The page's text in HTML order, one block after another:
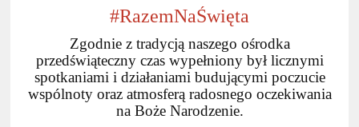
#RazemNaŚwięta
Zgodnie z tradycją naszego ośrodka
przedświąteczny czas wypełniony był licznymi
spotkaniami i działaniami budującymi poczucie
wspólnoty oraz atmosferą radosnego oczekiwania
na Boże Narodzenie.